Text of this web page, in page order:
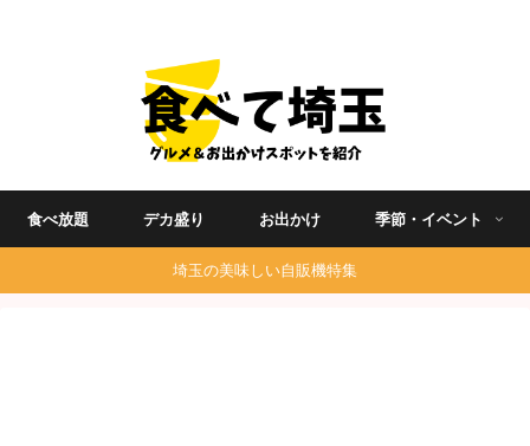
食べ放題 デカ盛り お出かけ 季節・イベント
埼玉の美味しい自販機特集